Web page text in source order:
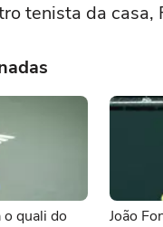
tenista da
o quali do
João